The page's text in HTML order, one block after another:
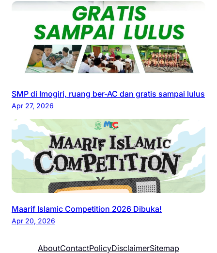
SMP di Imogiri, ruang ber-AC dan gratis sampai lulus
Apr 27, 2026
Maarif Islamic Competition 2026 Dibuka!
Apr 20, 2026
AboutContactPolicyDisclaimerSitemap